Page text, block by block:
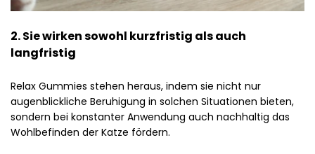
2. Sie wirken sowohl kurzfristig als auch
langfristig
Relax Gummies stehen heraus, indem sie nicht nur
augenblickliche Beruhigung in solchen Situationen bieten,
sondern bei konstanter Anwendung auch nachhaltig das
Wohlbefinden der Katze fördern.